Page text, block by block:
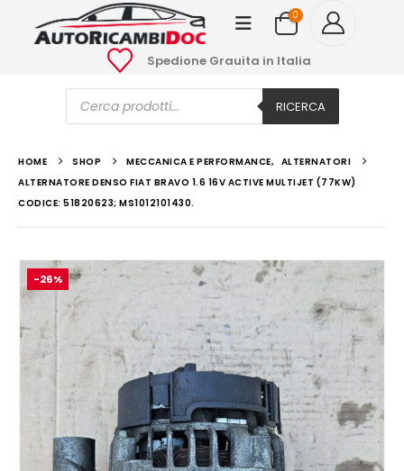
0
Spedione Grauita in Italia
Ricerca
prodotti RICERCA
HOME SHOP MECCANICA E PERFORMANCE, ALTERNATORI
ALTERNATORE DENSO FIAT BRAVO 1.6 16V ACTIVE MULTIJET (77KW)
CODICE: 51820623; MS1012101430.
-26%